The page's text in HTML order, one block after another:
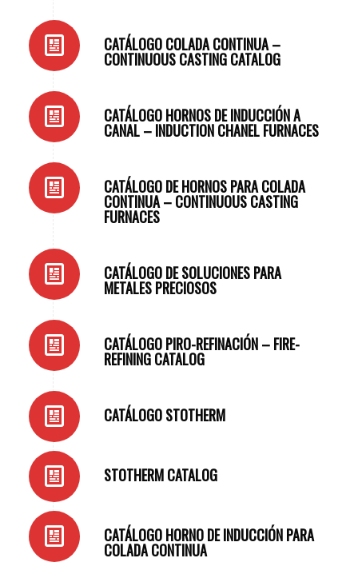
CATÁLOGO COLADA CONTINUA –
CONTINUOUS CASTING CATALOG
CATÁLOGO HORNOS DE INDUCCIÓN A
CANAL – INDUCTION CHANEL FURNACES
CATÁLOGO DE HORNOS PARA COLADA
CONTINUA – CONTINUOUS CASTING
FURNACES
CATÁLOGO DE SOLUCIONES PARA
METALES PRECIOSOS
CATÁLOGO PIRO-REFINACIÓN – FIRE-
REFINING CATALOG
CATÁLOGO STOTHERM
STOTHERM CATALOG
CATÁLOGO HORNO DE INDUCCIÓN PARA
COLADA CONTINUA